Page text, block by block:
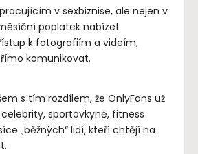
v sexbiznise, ale nejen v
poplatek nabízet
k fotografiím a videím,
komunikovat.
s tím rozdílem, že OnlyFans už
sportovkyně, fitness
„běžných“ lidí, kteří chtějí na